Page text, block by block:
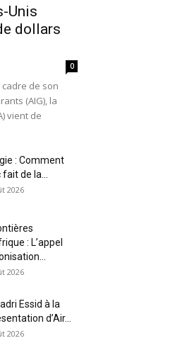
Unis
dollars
0
cadre de son
(AIG), la
vient de
: Comment
de la...
2026
: L’appel
2026
Essid à la
d’Air...
2026